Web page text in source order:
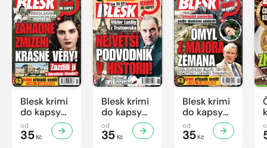
Blesk krimi
do kapsy
č.7/2026
od
35Kč
Blesk krimi
do kapsy
č.6/2026
od
35Kč
Blesk krimi
do kapsy
č.5/2026
od
35Kč